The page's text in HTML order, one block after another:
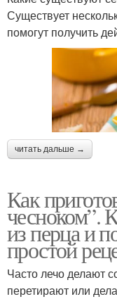
Существует
помогут получить
читать дальше →
Как
чесноком”.
из перца и
простой
Часто лечо делают
перетирают или